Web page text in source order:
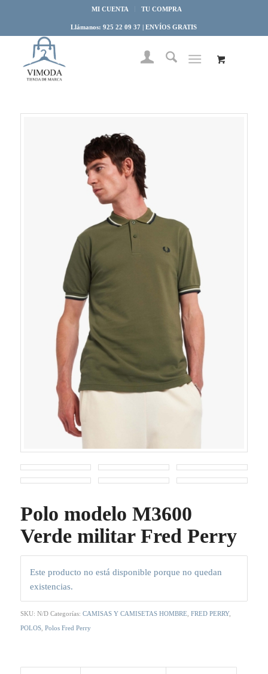
MI CUENTA TU COMPRA
Llámanos: 925 22 09 37 | ENVÍOS GRATIS
Polo modelo M3600
Verde militar Fred Perry
Este producto no está disponible porque no quedan
existencias.
SKU: N/D Categorías: CAMISAS Y CAMISETAS HOMBRE FRED PERRY,
POLOS, Polos Fred Perry